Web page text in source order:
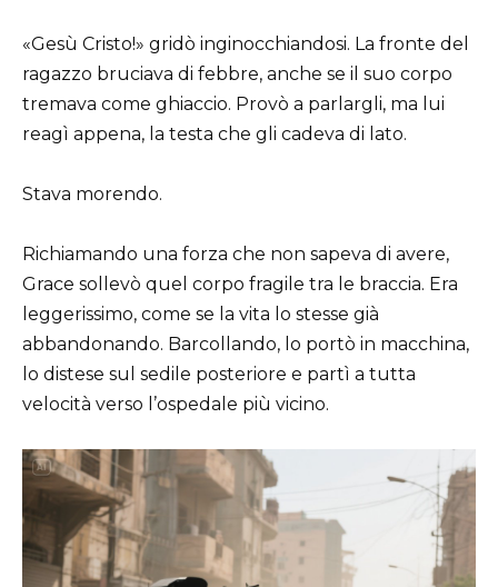
«Gesù Cristo!» gridò inginocchiandosi. La fronte del
ragazzo bruciava di febbre, anche se il suo corpo
tremava come ghiaccio. Provò a parlargli, ma lui
reagì appena, la testa che gli cadeva di lato.
Stava morendo.
Richiamando una forza che non sapeva di avere,
Grace sollevò quel corpo fragile tra le braccia. Era
leggerissimo, come se la vita lo stesse già
abbandonando. Barcollando, lo portò in macchina,
lo distese sul sedile posteriore e partì a tutta
velocità verso l’ospedale più vicino.